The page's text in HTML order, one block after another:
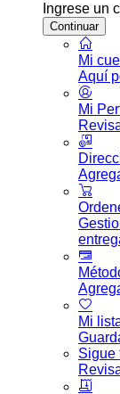
Ingrese un
Continuar
Mi
Aquí
Mi
Mi
Sigue